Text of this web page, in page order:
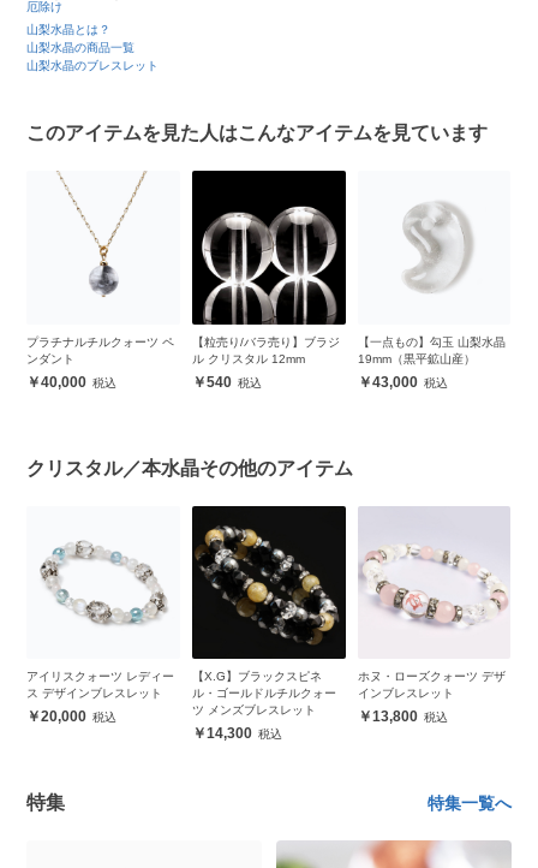
厄除け
山梨水晶とは？
山梨水晶の商品一覧
山梨水晶のブレスレット
このアイテムを見た人はこんなアイテムを見ています
プラチナルチルクォーツ ペ
ンダント
40,000
【粒売り/バラ売り】ブラジ
ル クリスタル 12mm
540
【一点もの】勾玉 山梨水晶
19mm（黒平鉱山産）
43,000
クリスタル／本水晶その他のアイテム
アイリスクォーツ レディー
ス デザインブレスレット
20,000
【X.G】ブラックスピネ
ル・ゴールドルチルクォー
ツ メンズブレスレット
14,300
ホヌ・ローズクォーツ デザ
インブレスレット
13,800
特集 特集一覧へ